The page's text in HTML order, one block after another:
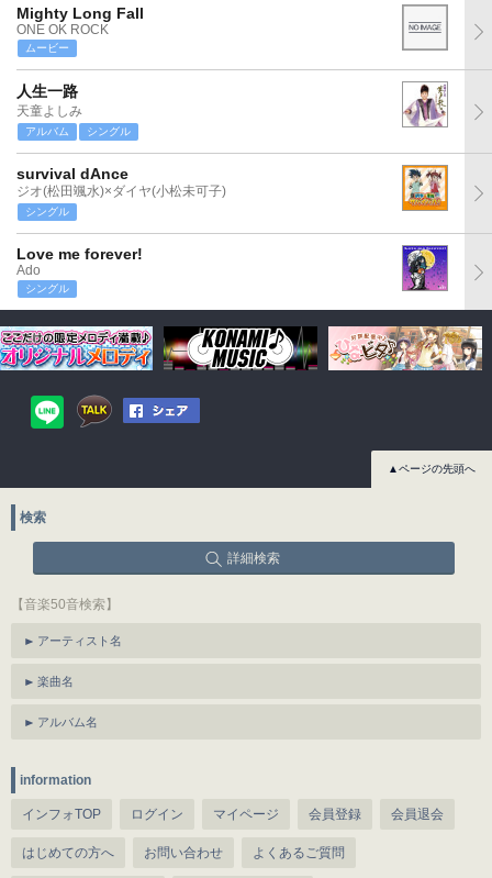
Mighty Long Fall
ONE OK ROCK
ムービー
人生一路
天童よしみ
アルバム シングル
survival dAnce
ジオ(松田颯水)×ダイヤ(小松未可子)
シングル
Love me forever!
Ado
シングル
▲ページの先頭へ
検索
詳細検索
【音楽50音検索】
アーティスト名
楽曲名
アルバム名
information
インフォTOP ログイン マイページ 会員登録 会員退会
はじめての方へ お問い合わせ よくあるご質問